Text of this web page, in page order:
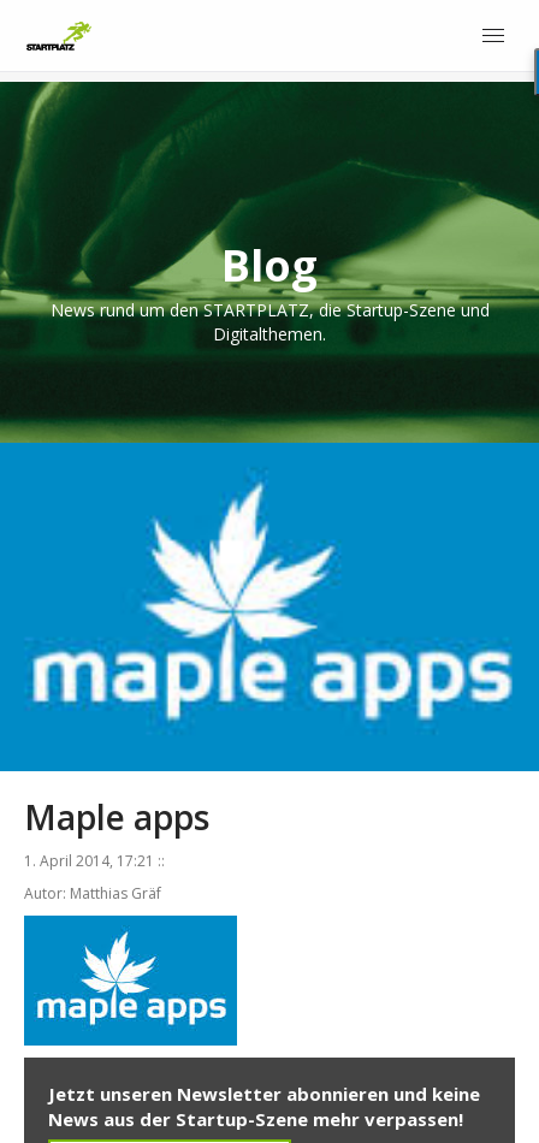
Blog
News rund um den STARTPLATZ, die Startup-Szene und
Digitalthemen.
Maple apps
1. April 2014, 17:21 ::
Autor: Matthias Gräf
Jetzt unseren Newsletter abonnieren und keine
News aus der Startup-Szene mehr verpassen!